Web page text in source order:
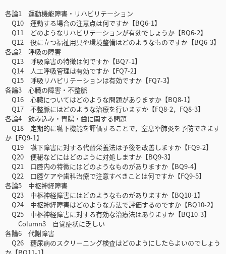
各論1 運動機能障害・リハビリテーション
Q10 運動する場合の注意点は何ですか【BQ6-1】
Q11 どのようなリハビリテーションが有効でしょうか【BQ6-2】
Q12 役に立つ福祉用具や環境整備はどのようなものですか【BQ6-3】
各論2 呼吸の障害
Q13 呼吸障害の特徴は何ですか【BQ7-1】
Q14 人工呼吸管理は有効ですか【FQ7-2】
Q15 呼吸リハビリテーションは有効ですか【FQ7-3】
各論3 心臓の障害・不整脈
Q16 心臓についてはどのような問題がありますか【BQ8-1】
Q17 不整脈にはどのような治療を行いますか【FQ8-2，FQ8-3】
各論4 飲み込み・胃腸・歯に関する問題
Q18 定期的に嚥下機能を評価することで，窒息や肺炎を予防できます
か【FQ9-1】
Q19 嚥下障害に対する代替栄養法は予後を改善しますか【FQ9-2】
Q20 便秘などにはどのように対処しますか【BQ9-3】
Q21 口腔内の特徴にはどのようなものがありますか【BQ9-4】
Q22 口腔ケアや歯科治療で注意すべきことは何ですか【FQ9-5】
各論5 中枢神経障害
Q23 中枢神経障害にはどのようなものがありますか【BQ10-1】
Q24 中枢神経障害はどのような方法で評価するのですか【BQ10-2】
Q25 中枢神経障害に対する有効な治療法はありますか【BQ10-3】
Column3 自覚症状に乏しい
各論6 代謝障害
Q26 糖尿病のスクリーニング検査はどのようにしたらよいのでしょう